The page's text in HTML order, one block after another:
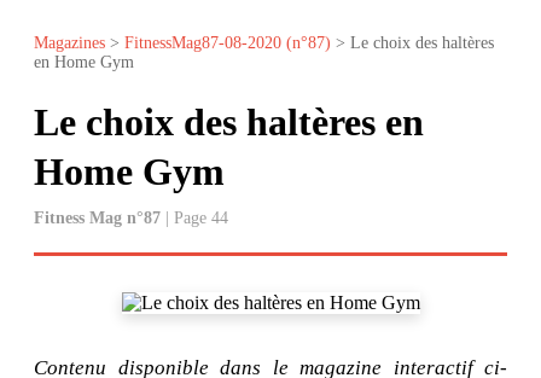
Magazines > FitnessMag87-08-2020 (n°87) > Le choix des haltères
en Home Gym
Le choix des haltères en
Home Gym
Fitness Mag n°87 | Page 44
Contenu disponible dans le magazine interactif ci-